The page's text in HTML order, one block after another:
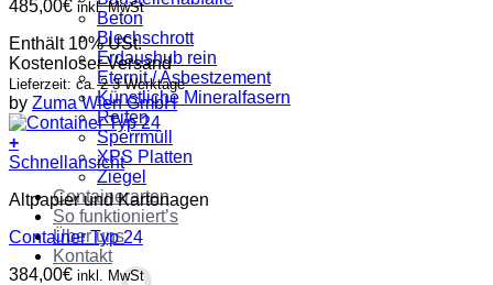
Beton
Blechschrott
Erdaushub rein
Eternit / Asbestzement
Künstliche Mineralfasern
Reifen
Sperrmüll
XPS Platten
Ziegel
Containerarten
So funktioniert’s
Über uns
Kontakt
485,00€ inkl. MwSt
Enthält 10% USt.
Kostenloser Versand
Lieferzeit: ca. 2-3 Werktage
by Zuma Wien GmbH
+
Schnellansicht
Altpapier und Kartonagen
Container Typ 24
384,00€ inkl. MwSt